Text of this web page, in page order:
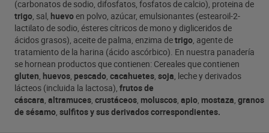
(carbonatos de sodio, difosfatos, fosfatos de calcio), proteina de
trigo, sal, huevoen polvo, azúcar, emulsionantes (estearoil-2-
lactilato de sodio, ésteres cítricos de mono y digliceridos de
ácidos grasos), aceite de palma, enzima detrigo, agente de
tratamiento de la harina (ácido ascórbico). En nuestra panadería
se hornean productos que contienen: Cereales que contienen
gluten, huevos, pescado, cacahuetes, soja, leche y derivados
lácteos (incluida la lactosa), frutos de
cáscara, altramuces, crustáceos, moluscos, apio, mostaza, granos
de sésamo, sulfitos y sus derivados correspondientes.